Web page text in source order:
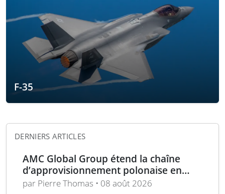
F-35
DERNIERS ARTICLES
AMC Global Group étend la chaîne
d’approvisionnement polonaise en
munitions de 155 mm
par Pierre Thomas • 08 août 2026